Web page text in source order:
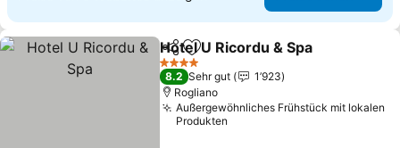
TeilenZu Favoriten hinzufügen
Hotel U Ricordu & Spa
4 Sterne
8.2 Sehr gut
1’923
Rogliano
Außergewöhnliches Frühstück mit lokalen
Produkten